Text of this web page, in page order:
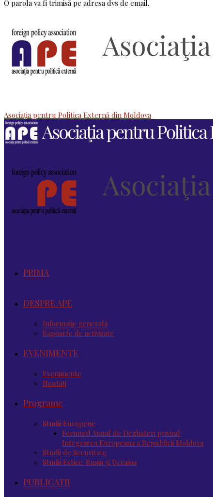
O parola va fi trimisă pe adresa dvs de email.
Asociaţia pentru Politica Externă din Moldova
PRIMA
DESPRE APE
Informație generală
Rapoarte de activitate
EVENIMENTE
Evenimente
Noutăţi
Programe
Studii Europene
Forumul Anual de Dezbateri privind
Integrarea Europeana a Republicii Moldova
Studii de Securitate
Studii Estice: Rusia și Ucraina
PUBLICAȚII